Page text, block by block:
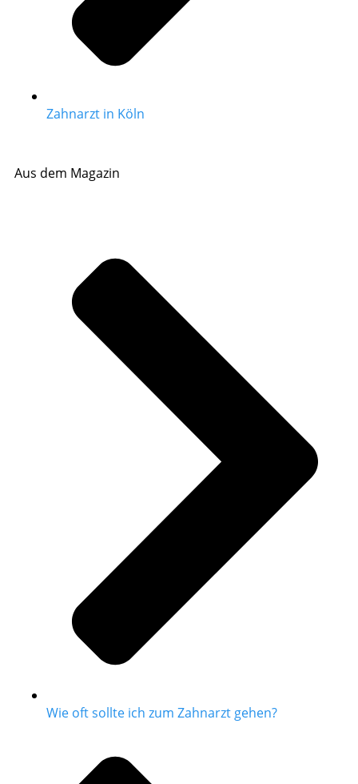
Zahnarzt in Köln
Aus dem Magazin
Wie oft sollte ich zum Zahnarzt gehen?